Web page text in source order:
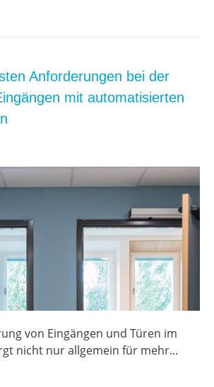
Anforderungen bei der
mit automatisierten
von Eingängen und Türen im
nicht nur allgemein für mehr...